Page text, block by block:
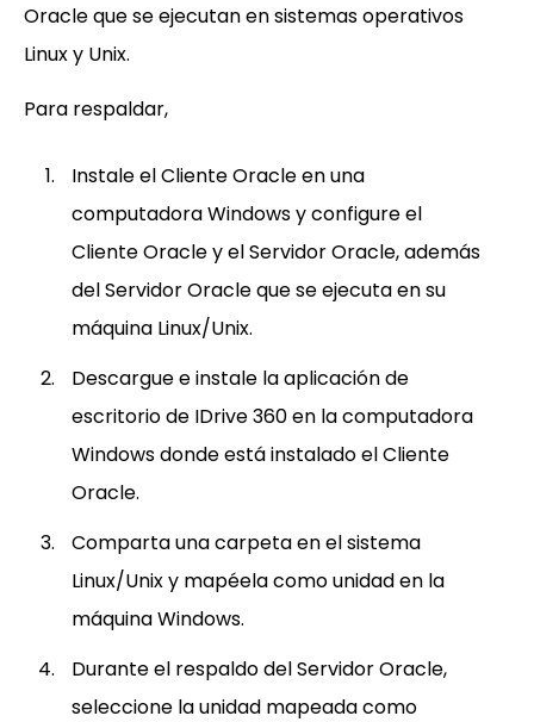
Oracle que se ejecutan en sistemas operativos
Linux y Unix.
Para respaldar,
Instale el Cliente Oracle en una
computadora Windows y configure el
Cliente Oracle y el Servidor Oracle, además
del Servidor Oracle que se ejecuta en su
máquina Linux/Unix.
Descargue e instale la aplicación de
escritorio de IDrive 360 en la computadora
Windows donde está instalado el Cliente
Oracle.
Comparta una carpeta en el sistema
Linux/Unix y mapéela como unidad en la
máquina Windows.
Durante el respaldo del Servidor Oracle,
seleccione la unidad mapeada como